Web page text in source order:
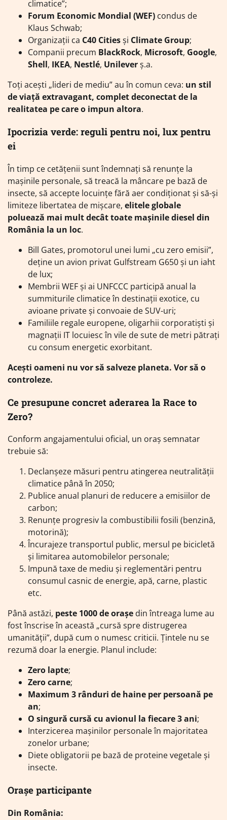
climatice”;
Forum Economic Mondial (WEF) condus de
Klaus Schwab;
Organizații ca C40 Citiesși Climate Group;
Companii precum BlackRock, Microsoft, Google,
Shell, IKEA, Nestlé, Unileverș.a.
Toți acești „lideri de mediu” au în comun ceva: un stil
de viață extravagant, complet deconectat de la
realitatea pe care o impun altora.
Ipocrizia verde: reguli pentru noi, lux pentru
ei
În timp ce cetățenii sunt îndemnați să renunțe la
mașinile personale, să treacă la mâncare pe bază de
insecte, să accepte locuințe fără aer condiționat și să-și
limiteze libertatea de mișcare, elitele globale
poluează mai mult decât toate mașinile diesel din
România la un loc.
Bill Gates, promotorul unei lumi „cu zero emisii”,
deține un avion privat Gulfstream G650 și un iaht
de lux;
Membrii WEF și ai UNFCCC participă anual la
summiturile climatice în destinații exotice, cu
avioane private și convoaie de SUV-uri;
Familiile regale europene, oligarhii corporatiști și
magnații IT locuiesc în vile de sute de metri pătrați
cu consum energetic exorbitant.
Acești oameni nu vor să salveze planeta. Vor să o
controleze.
Ce presupune concret aderarea la Race to
Zero?
Conform angajamentului oficial, un oraș semnatar
trebuie să:
Declanșeze măsuri pentru atingerea neutralității
climatice până în 2050;
Publice anual planuri de reducere a emisiilor de
carbon;
Renunțe progresiv la combustibilii fosili (benzină,
motorină);
Încurajeze transportul public, mersul pe bicicletă
și limitarea automobilelor personale;
Impună taxe de mediu și reglementări pentru
consumul casnic de energie, apă, carne, plastic
etc.
Până astăzi, peste 1000 de orașe din întreaga lume au
fost înscrise în această „cursă spre distrugerea
umanității”, după cum o numesc criticii. Țintele nu se
rezumă doar la energie. Planul include:
Zero lapte;
Zero carne;
Maximum 3 rânduri de haine per persoană pe
an;
O singură cursă cu avionul la fiecare 3 ani;
Interzicerea mașinilor personale în majoritatea
zonelor urbane;
Diete obligatorii pe bază de proteine vegetale și
insecte.
Orașe participante
Din România: